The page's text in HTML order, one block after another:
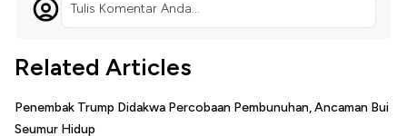
Tulis Komentar Anda...
Related Articles
Penembak Trump Didakwa Percobaan Pembunuhan, Ancaman Bui
Seumur Hidup